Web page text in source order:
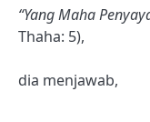
“Yang Maha
Thaha: 5),
dia menjawab,